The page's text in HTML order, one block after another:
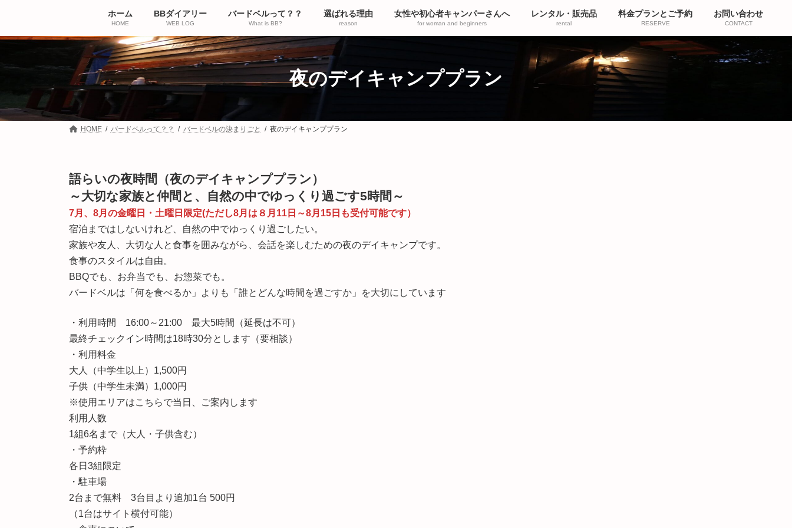
ン
へ
プ
ー
ョ
動
ホーム
HOME
BBダイアリー
WEB LOG
バードベルって？？
What is BB?
選ばれる理由
reason
女性や初心者キャンパーさんへ
for woman and beginners
レンタル・販売品
rental
料金プランとご予約
RESERVE
お問い合わせ
CONTACT
夜のデイキャンププラン
HOME バードベルって？？ バードベルの決まりごと 夜のデイキャンププラン
語らいの夜時間（夜のデイキャンププラン）
～大切な家族と仲間と、自然の中でゆっくり過ごす5時間～
7月、8月の金曜日・土曜日限定(ただし8月は８月11日～8月15日も受付可能です）
宿泊まではしないけれど、自然の中でゆっくり過ごしたい。
家族や友人、大切な人と食事を囲みながら、会話を楽しむための夜のデイキャンプです。
食事のスタイルは自由。
BBQでも、お弁当でも、お惣菜でも。
バードベルは「何を食べるか」よりも「誰とどんな時間を過ごすか」を大切にしています
・利用時間 16:00～21:00 最大5時間（延長は不可）
最終チェックイン時間は18時30分とします（要相談）
・利用料金
大人（中学生以上）1,500円
子供（中学生未満）1,000円
※使用エリアはこちらで当日、ご案内します
利用人数
1組6名まで（大人・子供含む）
・予約枠
各日3組限定
・駐車場
2台まで無料 3台目より追加1台 500円
（1台はサイト横付可能）